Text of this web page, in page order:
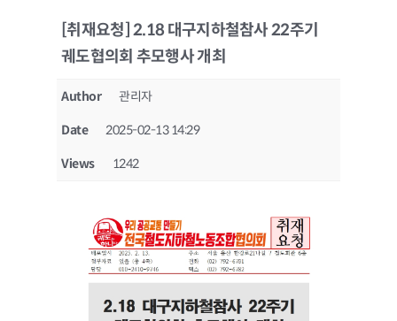
[취재요청] 2.18 대구지하철참사 22주기
궤도협의회 추모행사 개최
Author 관리자
Date 2025-02-13 14:29
Views 1242